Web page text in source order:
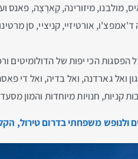
מולבנו, מיזורינה, קָארֶצָה, פאנס
ד'אמפצ'ו, אורטיזיי, קניציי, סן
הכי יפות של הדולומיטים
ואל גארדנה, ואל בדיה, ואל די
קניות, חנויות מיוחדות והמון